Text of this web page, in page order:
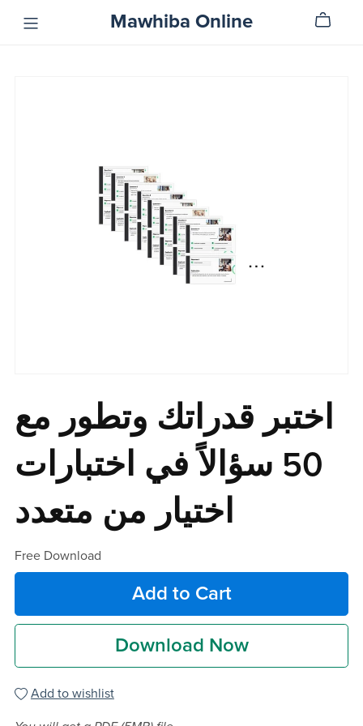
Mawhiba Online
اختبر قدراتك وتطور مع
50 سؤالاً في اختبارات
اختيار من متعدد
Free Download
Add to Cart
Download Now
Add to wishlist